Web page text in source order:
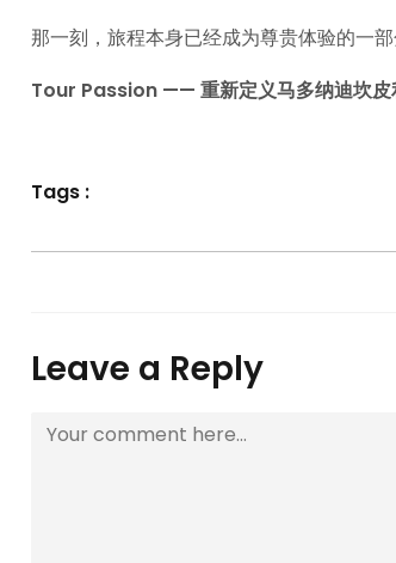
那一刻，旅程本身已经成为尊贵体验的一部
Tour Passion —— 重新定义马多纳迪坎皮
Tags :
Leave a Reply